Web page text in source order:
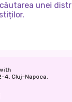
unei
4, Cluj-Napoca,